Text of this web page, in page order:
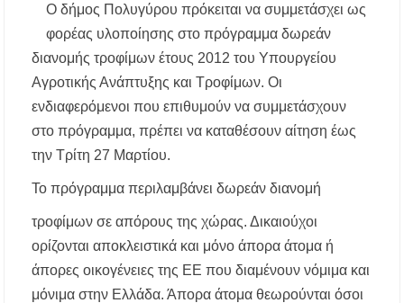
Κασσάνδρα
Χαλκιδική: Νεκρός 68χρονος λουόμενος στην
Χαλκιδική: Πρωταθλήτρια στις καταγγελίες
για παραλίες – Σφραγίσεις και πρόστιμα μετά
Εγκρίθηκε η λειτουργία τμήματος της Σ.Α.Ε.Κ.
διεκδίκησης του Δήμου Πολυγύρου
Η ΕΥΑΘ επεκτείνεται στη Χαλκιδική – Τι
αλλάζει με τον νέο νόμο για ύδρευση και
αποχέτευση
Ο δήμος Πολυγύρου πρόκειται να συμμετάσχει ως
φορέας υλοποίησης στο πρόγραμμα δωρεάν
διανομής τροφίμων έτους 2012 του Υπουργείου
Αγροτικής Ανάπτυξης και Τροφίμων. Οι
ενδιαφερόμενοι που επιθυμούν να συμμετάσχουν
στο πρόγραμμα, πρέπει να καταθέσουν αίτηση έως
την Τρίτη 27 Μαρτίου.
Το πρόγραμμα περιλαμβάνει δωρεάν διανομή
τροφίμων σε απόρους της χώρας. Δικαιούχοι
ορίζονται αποκλειστικά και μόνο άπορα άτομα ή
άπορες οικογένειες της ΕΕ που διαμένουν νόμιμα και
μόνιμα στην Ελλάδα. Άπορα άτομα θεωρούνται όσοι